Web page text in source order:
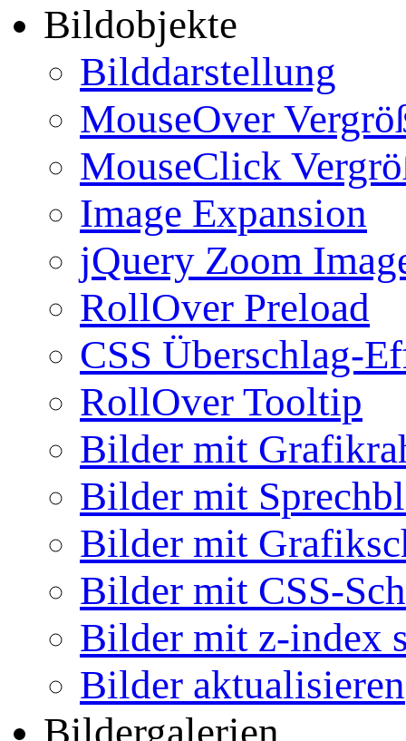
Bildobjekte
Bilddarstellung
MouseOver
MouseClick
Image Expansion
jQuery Zoom
RollOver Preload
CSS Überschlag-
RollOver Tooltip
Bilder mit
Bilder mit
Bilder mit
Bilder mit CSS-
Bilder mit z-index
Bilder aktualisieren
Bildergalerien